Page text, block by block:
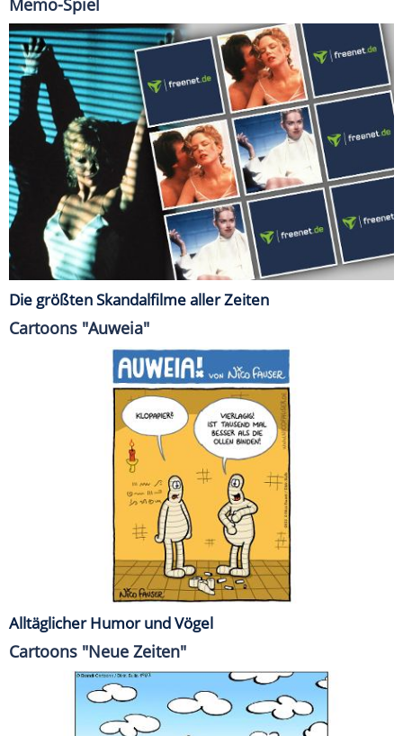
Die größten Skandalfilme aller Zeiten
Cartoons "Auweia"
Alltäglicher Humor und Vögel
Cartoons "Neue Zeiten"